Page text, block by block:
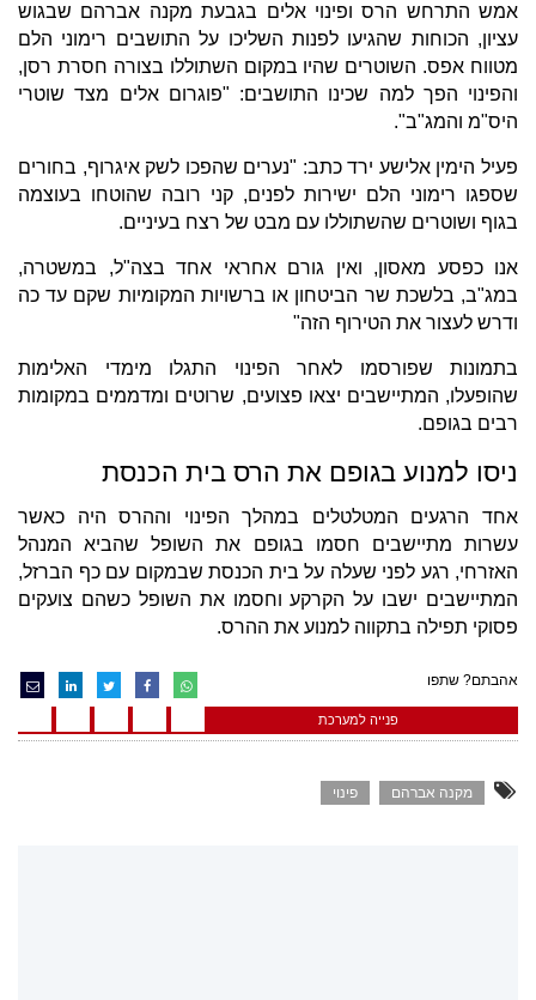
אמש התרחש הרס ופינוי אלים בגבעת מקנה אברהם שבגוש
עציון, הכוחות שהגיעו לפנות השליכו על התושבים רימוני הלם
מטווח אפס. השוטרים שהיו במקום השתוללו בצורה חסרת רסן,
והפינוי הפך למה שכינו התושבים: "פוגרום אלים מצד שוטרי
היס"מ והמג"ב".
פעיל הימין אלישע ירד כתב: "נערים שהפכו לשק איגרוף, בחורים
שספגו רימוני הלם ישירות לפנים, קני רובה שהוטחו בעוצמה
בגוף ושוטרים שהשתוללו עם מבט של רצח בעיניים.
אנו כפסע מאסון, ואין גורם אחראי אחד בצה"ל, במשטרה,
במג"ב, בלשכת שר הביטחון או ברשויות המקומיות שקם עד כה
ודרש לעצור את הטירוף הזה"
בתמונות שפורסמו לאחר הפינוי התגלו מימדי האלימות
שהופעלו, המתיישבים יצאו פצועים, שרוטים ומדממים במקומות
רבים בגופם.
ניסו למנוע בגופם את הרס בית הכנסת
אחד הרגעים המטלטלים במהלך הפינוי וההרס היה כאשר
עשרות מתיישבים חסמו בגופם את השופל שהביא המנהל
האזרחי, רגע לפני שעלה על בית הכנסת שבמקום עם כף הברזל,
המתיישבים ישבו על הקרקע וחסמו את השופל כשהם צועקים
פסוקי תפילה בתקווה למנוע את ההרס.
אהבתם? שתפו
פנייה למערכת
מקנה אברהם פינוי